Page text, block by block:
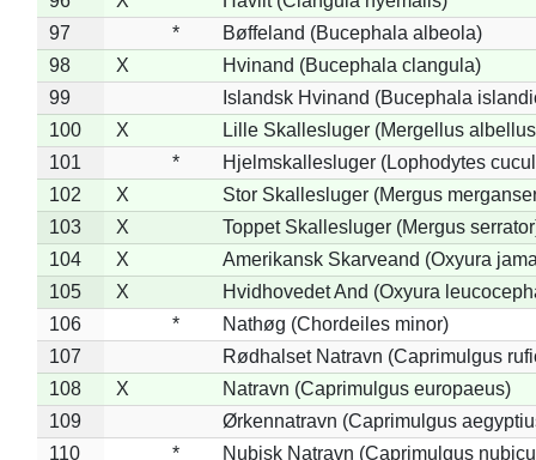
97
*
Bøffeland (Bucephala albeola)
98
X
Hvinand (Bucephala clangula)
99
Islandsk Hvinand (Bucephala
100
X
Lille Skallesluger (Mergellus
101
*
Hjelmskallesluger (Lophodytes
102
X
Stor Skallesluger (Mergus
103
X
Toppet Skallesluger (Mergus
104
X
Amerikansk Skarveand (Oxyura
105
X
Hvidhovedet And (Oxyura
106
*
Nathøg (Chordeiles minor)
107
Rødhalset Natravn (Caprimulgus
108
X
Natravn (Caprimulgus europaeus)
109
Ørkennatravn (Caprimulgus
110
*
Nubisk Natravn (Caprimulgus